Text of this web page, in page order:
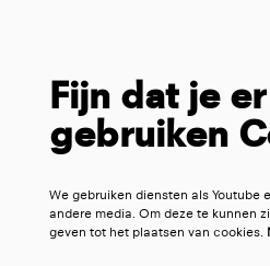
Fijn dat je
gebruiken
We gebruiken diensten als Youtube
andere media. Om deze te kunnen
geven tot het plaatsen van cookies.